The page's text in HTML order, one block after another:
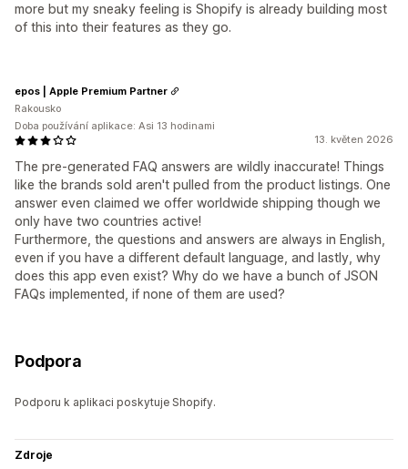
more but my sneaky feeling is Shopify is already building most
of this into their features as they go.
13. květen 2026
The pre-generated FAQ answers are wildly inaccurate! Things
like the brands sold aren't pulled from the product listings. One
answer even claimed we offer worldwide shipping though we
only have two countries active!
Furthermore, the questions and answers are always in English,
even if you have a different default language, and lastly, why
does this app even exist? Why do we have a bunch of JSON
FAQs implemented, if none of them are used?
epos | Apple Premium Partner
Rakousko
Doba používání aplikace: Asi 13 hodinami
Podpora
Podporu k aplikaci poskytuje Shopify.
Zdroje